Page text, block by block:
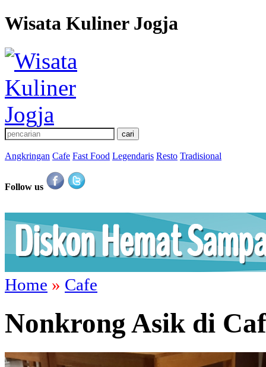
Wisata Kuliner Jogja
Angkringan Cafe Fast Food Legendaris Resto Tradisional
Follow us
Home » Cafe
Nonkrong Asik di